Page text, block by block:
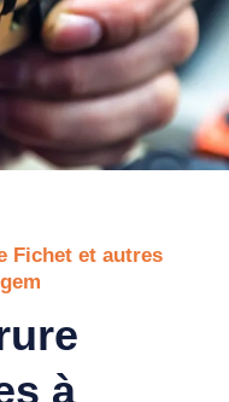
Fichet et autres
à